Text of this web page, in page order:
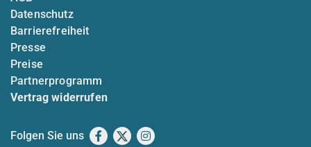
Datenschutz
Barrierefreiheit
Presse
Preise
Partnerprogramm
Vertrag widerrufen
Folgen Sie uns Facebook
X Instagram